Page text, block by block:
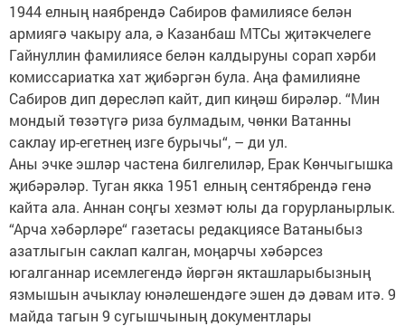
1944 елның наябрендә Сабиров фамилиясе белән
армиягә чакыру ала, ә Казанбаш МТСы җитәкчелеге
Гайнуллин фамилиясе белән калдыруны сорап хәрби
комиссариатка хат җибәргән була. Аңа фамилияне
Сабиров дип дөресләп кайт, дип киңәш бирәләр. “Мин
мондый төзәтүгә риза булмадым, чөнки Ватанны
саклау ир-егетнең изге бурычы“, – ди ул.
Аны эчке эшләр частена билгелиләр, Ерак Көнчыгышка
җибәрәләр. Туган якка 1951 елның сентябрендә генә
кайта ала. Аннан соңгы хезмәт юлы да горурланырлык.
“Арча хәбәрләре“ газетасы редакциясе Ватаныбыз
азатлыгын саклап калган, моңарчы хәбәрсез
югалганнар исемлегендә йөргән якташларыбызның
язмышын ачыклау юнәлешендәге эшен дә дәвам итә. 9
майда тагын 9 сугышчының документлары